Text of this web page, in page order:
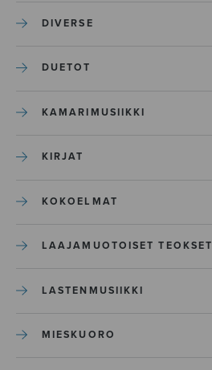
DIVERSE
DUETOT
KAMARIMUSIIKKI
KIRJAT
KOKOELMAT
LAAJAMUOTOISET TEOKSET
LASTENMUSIIKKI
MIESKUORO